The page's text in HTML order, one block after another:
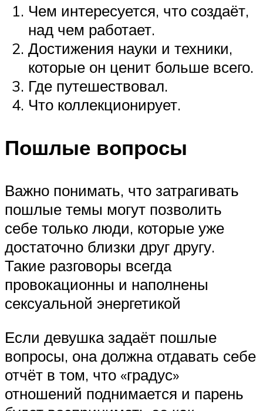
Чем интересуется, что создаёт,
над чем работает.
Достижения науки и техники,
которые он ценит больше всего.
Где путешествовал.
Что коллекционирует.
Пошлые вопросы
Важно понимать, что затрагивать
пошлые темы могут позволить
себе только люди, которые уже
достаточно близки друг другу.
Такие разговоры всегда
провокационны и наполнены
сексуальной энергетикой
Если девушка задаёт пошлые
вопросы, она должна отдавать себе
отчёт в том, что «градус»
отношений поднимается и парень